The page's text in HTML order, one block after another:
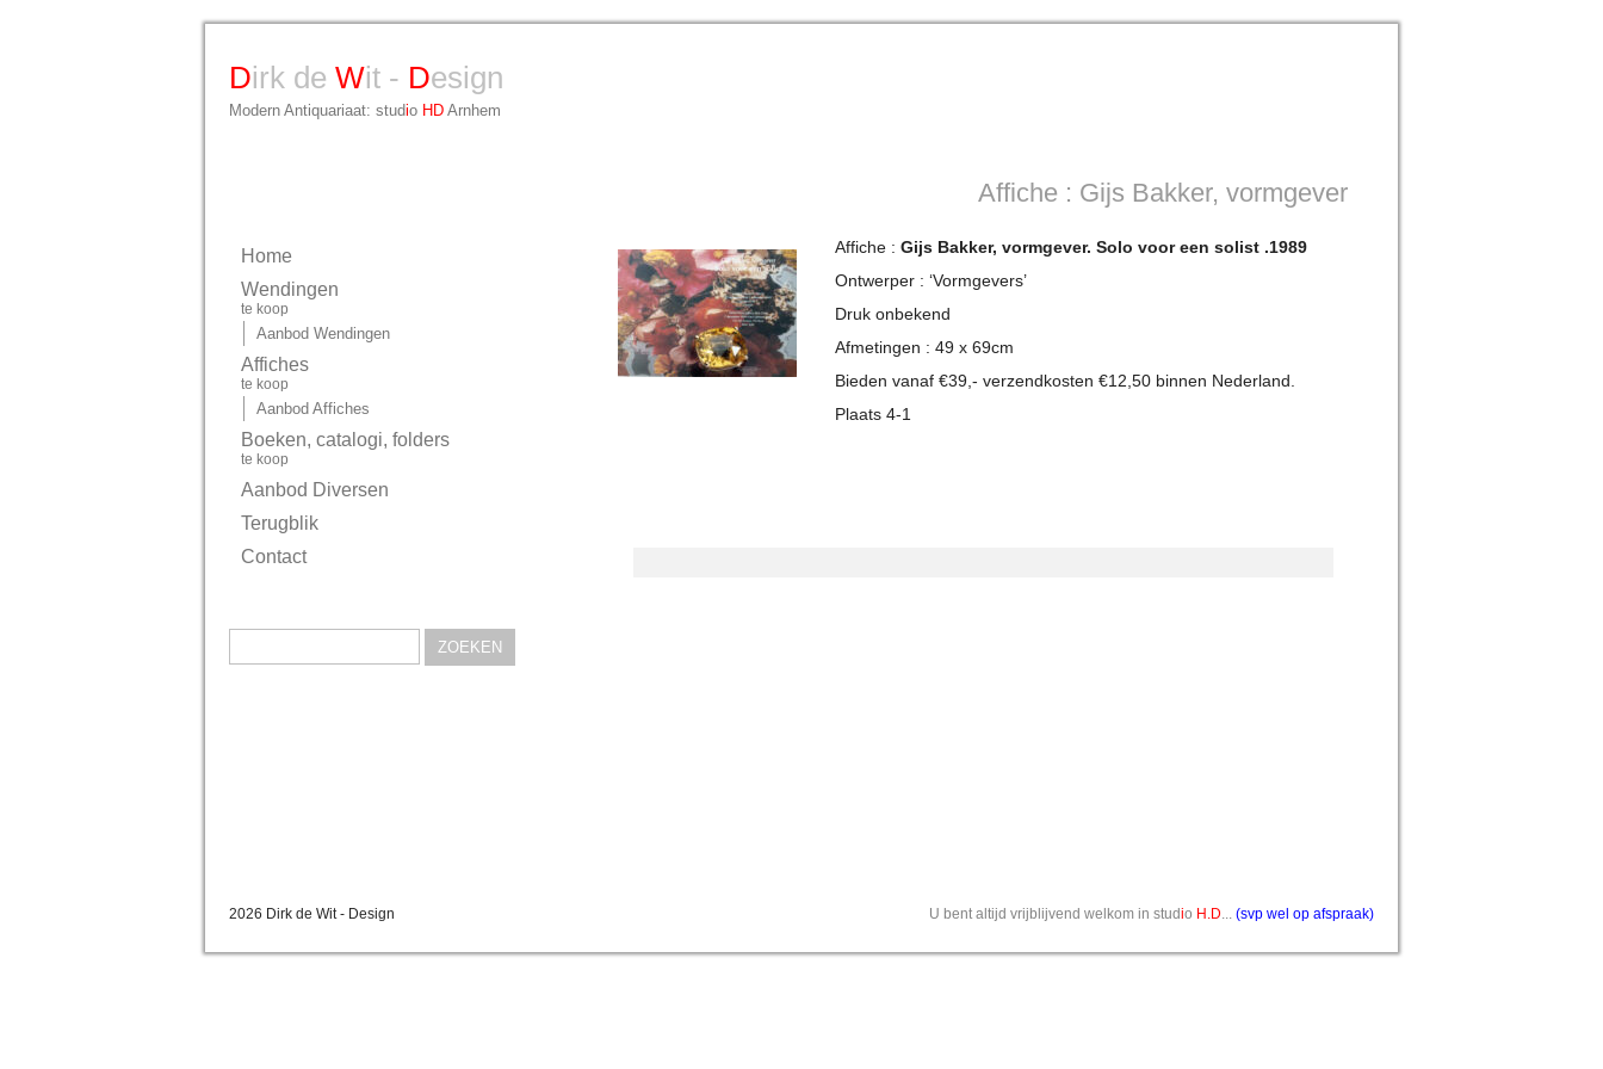
Dirk de Wit - Design
Modern Antiquariaat: studio HD Arnhem
Affiche : Gijs Bakker, vormgever
Affiche :Gijs Bakker, vormgever. Solo voor een solist .1989
Ontwerper : ‘Vormgevers’
Druk onbekend
Afmetingen : 49 x 69cm
Bieden vanaf €39,- verzendkosten €12,50 binnen Nederland.
Plaats 4-1
Home
Wendingen
te koop
Aanbod Wendingen
Affiches
te koop
Aanbod Affiches
Boeken, catalogi, folders
te koop
Aanbod Diversen
Terugblik
Contact
naar:
2026 Dirk de Wit - Design U bent altijd vrijblijvend welkom in studio H.D... (svp wel op afspraak)